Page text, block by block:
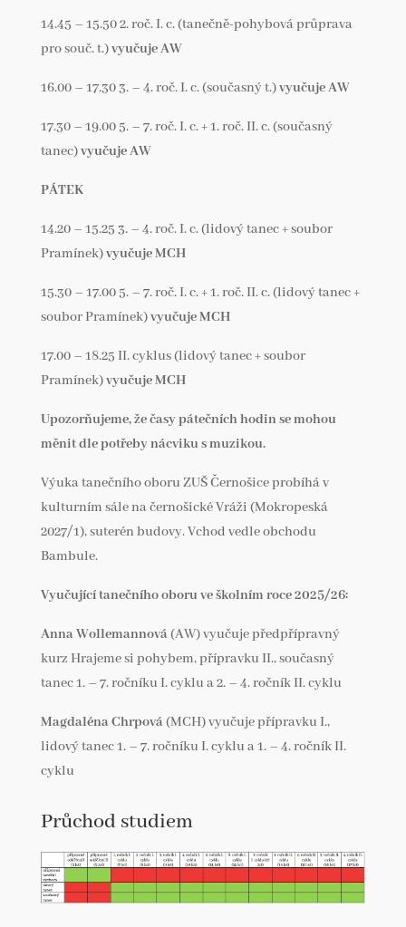
14.45 – 15.50 2. roč. I. c. (tanečně-pohybová průprava
pro souč. t.)vyučuje AW
16.00 – 17.30 3. – 4. roč. I. c. (současný t.)vyučuje AW
17.30 – 19.00 5. – 7. roč. I. c. + 1. roč. II. c. (současný
tanec)vyučuje AW
PÁTEK
14.20 – 15.25 3. – 4. roč. I. c. (lidový tanec + soubor
Pramínek)vyučuje MCH
15.30 – 17.00 5. – 7. roč. I. c. + 1. roč. II. c. (lidový tanec +
soubor Pramínek)vyučuje MCH
17.00 – 18.25 II. cyklus (lidový tanec + soubor
Pramínek)vyučuje MCH
Upozorňujeme, že časy pátečních hodin se mohou
měnit dle potřeby nácviku s muzikou.
Výuka tanečního oboru ZUŠ Černošice probíhá v
kulturním sále na černošické Vráži (Mokropeská
2027/1), suterén budovy. Vchod vedle obchodu
Bambule.
Vyučující tanečního oboru ve školním roce 2025/26:
Anna Wollemannová(AW) vyučuje předpřípravný
kurz Hrajeme si pohybem, přípravku II., současný
tanec 1. – 7. ročníku I. cyklu a 2. – 4. ročník II. cyklu
Magdaléna Chrpová(MCH) vyučuje přípravku I.,
lidový tanec 1. – 7. ročníku I. cyklu a 1. – 4. ročník II.
cyklu
Průchod studiem